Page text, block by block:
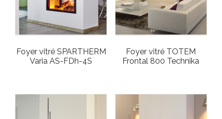
Foyer vitré SPARTHERM
Varia AS-FDh-4S
Foyer vitré TOTEM
Frontal 800 Technika